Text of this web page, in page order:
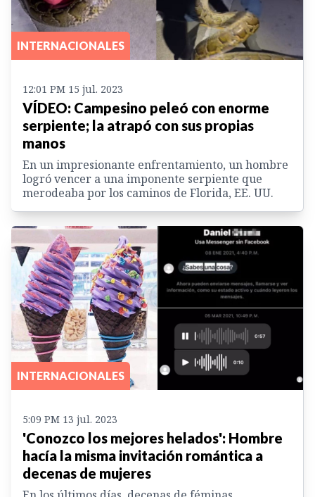
INTERNACIONALES
12:01 PM 15 jul. 2023
VÍDEO: Campesino peleó con enorme
serpiente; la atrapó con sus propias
manos
En un impresionante enfrentamiento, un hombre
logró vencer a una imponente serpiente que
merodeaba por los caminos de Florida, EE. UU.
INTERNACIONALES
5:09 PM 13 jul. 2023
'Conozco los mejores helados': Hombre
hacía la misma invitación romántica a
decenas de mujeres